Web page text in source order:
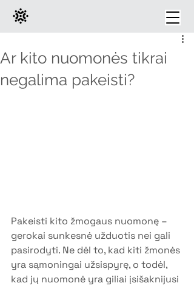
Ar kito nuomonės tikrai
negalima pakeisti?
Pakeisti kito žmogaus nuomonę –
gerokai sunkesnė užduotis nei gali
pasirodyti. Ne dėl to, kad kiti žmonės
yra sąmoningai užsispyrę, o todėl,
kad jų nuomonė yra giliai įsišaknijusi